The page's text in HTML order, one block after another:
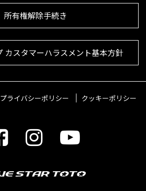
所有権解除手続き
カスタマーハラスメント基本方針
プライバシーポリシー クッキーポリシー